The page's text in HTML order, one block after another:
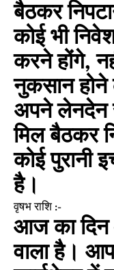
बैठकर
कोई भी
करने होंगे,
नुकसान
अपने लेनदेन
मिल बैठकर
कोई पुरानी
है।
वृषभ राशि :-
आज का दिन
वाला है।